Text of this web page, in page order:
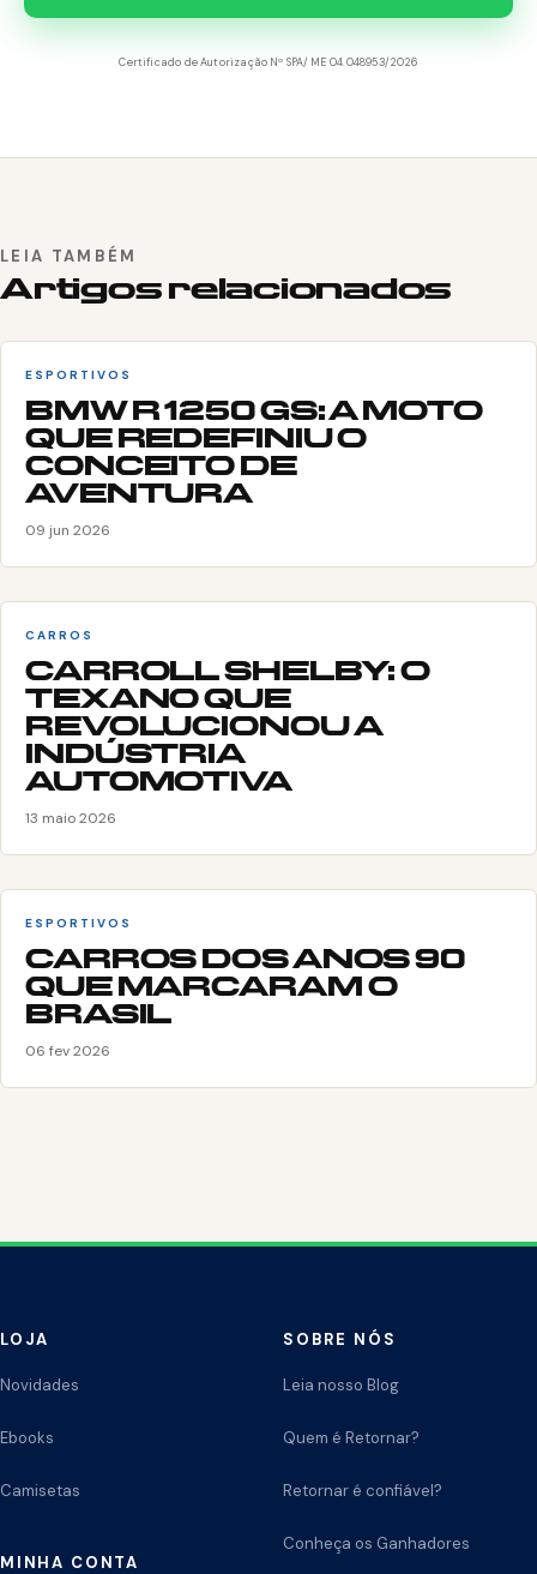
Certificado de Autorização Nº SPA/ME 04.048953/2026
LEIA TAMBÉM
Artigos relacionados
ESPORTIVOS
BMW R 1250 GS: A MOTO
QUE REDEFINIU O
CONCEITO DE
AVENTURA
09 jun 2026
CARROS
CARROLL SHELBY: O
TEXANO QUE
REVOLUCIONOU A
INDÚSTRIA
AUTOMOTIVA
13 maio 2026
ESPORTIVOS
CARROS DOS ANOS 90
QUE MARCARAM O
BRASIL
06 fev 2026
LOJA
Novidades
Ebooks
Camisetas
MINHA CONTA
SOBRE NÓS
Leia nosso Blog
Quem é Retornar?
Retornar é confiável?
Conheça os Ganhadores